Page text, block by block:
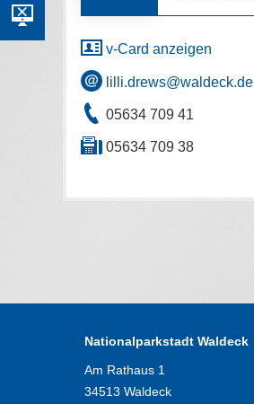
v-Card anzeigen
lilli.drews@waldeck.de
05634 709 41
05634 709 38
Nationalparkstadt Waldeck
Am Rathaus 1
34513 Waldeck